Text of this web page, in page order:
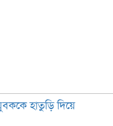
হাতুড়ি দিয়ে